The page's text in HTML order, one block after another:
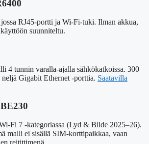
RJ45-portti ja Wi-Fi-tuki. Ilman akkua,
suunniteltu.
4 tunnin varalla-ajalla sähkökatkoissa. 300
Gigabit Ethernet -porttia. Saatavilla
Fi 7 -kategoriassa (Lyd & Bilde 2025–26).
malli ei sisällä SIM-korttipaikkaa, vaan